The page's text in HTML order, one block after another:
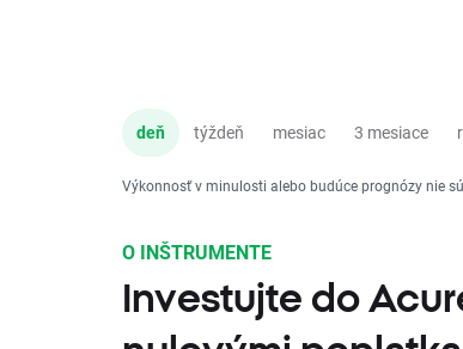
deň týždeň mesiac 3 mesiace
Výkonnosť v minulosti alebo budúce prognózy nie
O INŠTRUMENTE
Investujte do